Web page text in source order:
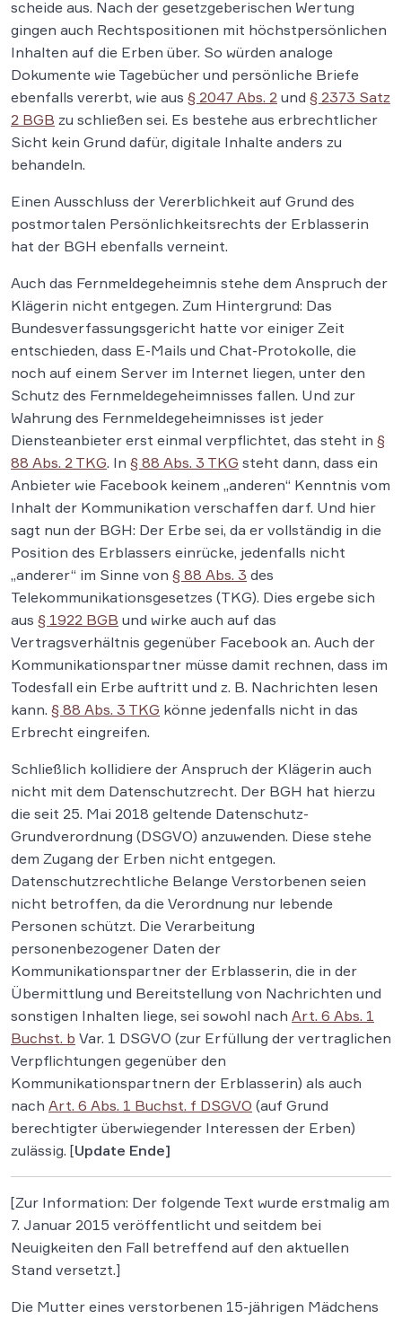
scheide aus. Nach der gesetzgeberischen Wertung
gingen auch Rechtspositionen mit höchstpersönlichen
Inhalten auf die Erben über. So würden analoge
Dokumente wie Tagebücher und persönliche Briefe
ebenfalls vererbt, wie aus § 2047 Abs. 2 und § 2373 Satz
2 BGB zu schließen sei. Es bestehe aus erbrechtlicher
Sicht kein Grund dafür, digitale Inhalte anders zu
behandeln.
Einen Ausschluss der Vererblichkeit auf Grund des
postmortalen Persönlichkeitsrechts der Erblasserin
hat der BGH ebenfalls verneint.
Auch das Fernmeldegeheimnis stehe dem Anspruch der
Klägerin nicht entgegen. Zum Hintergrund: Das
Bundesverfassungsgericht hatte vor einiger Zeit
entschieden, dass E-Mails und Chat-Protokolle, die
noch auf einem Server im Internet liegen, unter den
Schutz des Fernmeldegeheimnisses fallen. Und zur
Wahrung des Fernmeldegeheimnisses ist jeder
Diensteanbieter erst einmal verpflichtet, das steht in §
88 Abs. 2 TKG. In § 88 Abs. 3 TKG steht dann, dass ein
Anbieter wie Facebook keinem „anderen“ Kenntnis vom
Inhalt der Kommunikation verschaffen darf. Und hier
sagt nun der BGH: Der Erbe sei, da er vollständig in die
Position des Erblassers einrücke, jedenfalls nicht
„anderer“ im Sinne von § 88 Abs. 3 des
Telekommunikationsgesetzes (TKG). Dies ergebe sich
aus § 1922 BGB und wirke auch auf das
Vertragsverhältnis gegenüber Facebook an. Auch der
Kommunikationspartner müsse damit rechnen, dass im
Todesfall ein Erbe auftritt und z. B. Nachrichten lesen
kann. § 88 Abs. 3 TKG könne jedenfalls nicht in das
Erbrecht eingreifen.
Schließlich kollidiere der Anspruch der Klägerin auch
nicht mit dem Datenschutzrecht. Der BGH hat hierzu
die seit 25. Mai 2018 geltende Datenschutz-
Grundverordnung (DSGVO) anzuwenden. Diese stehe
dem Zugang der Erben nicht entgegen.
Datenschutzrechtliche Belange Verstorbenen seien
nicht betroffen, da die Verordnung nur lebende
Personen schützt. Die Verarbeitung
personenbezogener Daten der
Kommunikationspartner der Erblasserin, die in der
Übermittlung und Bereitstellung von Nachrichten und
sonstigen Inhalten liege, sei sowohl nach Art. 6 Abs. 1
Buchst. b Var. 1 DSGVO (zur Erfüllung der vertraglichen
Verpflichtungen gegenüber den
Kommunikationspartnern der Erblasserin) als auch
nach Art. 6 Abs. 1 Buchst. f DSGVO (auf Grund
berechtigter überwiegender Interessen der Erben)
zulässig. [Update Ende]
[Zur Information: Der folgende Text wurde erstmalig am
7. Januar 2015 veröffentlicht und seitdem bei
Neuigkeiten den Fall betreffend auf den aktuellen
Stand versetzt.]
Die Mutter eines verstorbenen 15-jährigen Mädchens